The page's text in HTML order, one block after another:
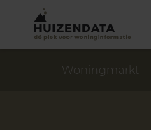
Woningmarkt